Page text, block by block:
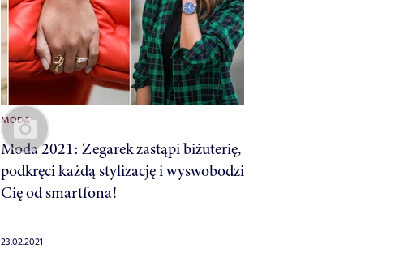
MODA
Moda 2021: Zegarek zastąpi biżuterię,
podkręci każdą stylizację i wyswobodzi
Cię od smartfona!
23.02.2021